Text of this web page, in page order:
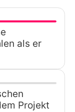
als er
Projekt